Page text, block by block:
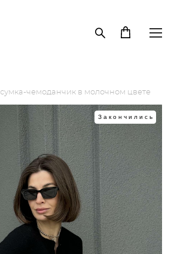
сумка-чемоданчик в молочном цвете
Закончились